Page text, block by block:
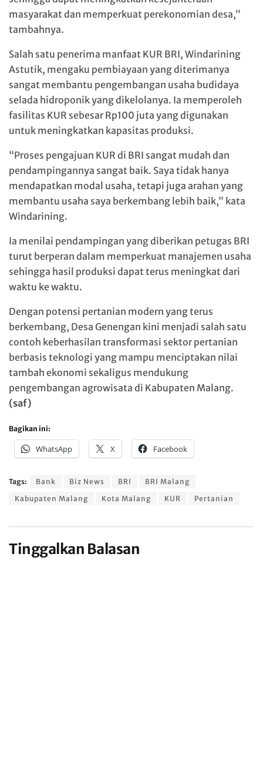
masyarakat dan memperkuat perekonomian desa,”
tambahnya.
Salah satu penerima manfaat KUR BRI, Windarining
Astutik, mengaku pembiayaan yang diterimanya
sangat membantu pengembangan usaha budidaya
selada hidroponik yang dikelolanya. Ia memperoleh
fasilitas KUR sebesar Rp100 juta yang digunakan
untuk meningkatkan kapasitas produksi.
“Proses pengajuan KUR di BRI sangat mudah dan
pendampingannya sangat baik. Saya tidak hanya
mendapatkan modal usaha, tetapi juga arahan yang
membantu usaha saya berkembang lebih baik,” kata
Windarining.
Ia menilai pendampingan yang diberikan petugas BRI
turut berperan dalam memperkuat manajemen usaha
sehingga hasil produksi dapat terus meningkat dari
waktu ke waktu.
Dengan potensi pertanian modern yang terus
berkembang, Desa Genengan kini menjadi salah satu
contoh keberhasilan transformasi sektor pertanian
berbasis teknologi yang mampu menciptakan nilai
tambah ekonomi sekaligus mendukung
pengembangan agrowisata di Kabupaten Malang.
(saf)
Bagikan ini:
WhatsApp X Facebook
Tags: Bank Biz News BRI
BRI Malang
Kabupaten Malang
Kota Malang KUR Pertanian
Tinggalkan Balasan